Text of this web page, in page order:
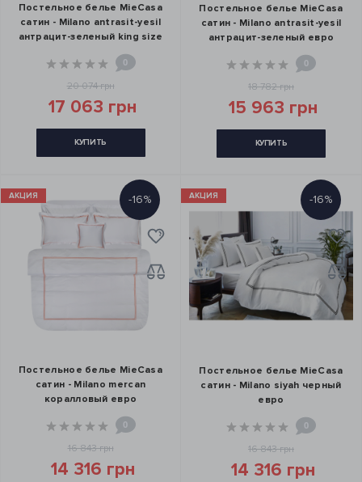
Постельное белье MieCasa
сатин - Milano antrasit-yesil
антрацит-зеленый king size
0
20 074 грн
17 063 грн
КУПИТЬ
Постельное белье MieCasa
сатин - Milano antrasit-yesil
антрацит-зеленый евро
0
18 782 грн
15 963 грн
КУПИТЬ
АКЦИЯ -16%
Постельное белье MieCasa
сатин - Milano mercan
коралловый евро
0
16 843 грн
14 316 грн
АКЦИЯ -16%
Постельное белье MieCasa
сатин - Milano siyah черный
евро
0
16 843 грн
14 316 грн